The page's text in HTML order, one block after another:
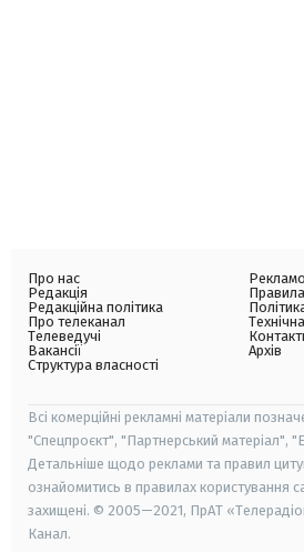
Про нас
Редакція
Редакційна політика
Про телеканал
Телеведучі
Вакансії
Структура власності
Архів
Всі комерційні рекламні матеріали
"Спецпроєкт", "Партнерський матеріал",
Детальніше щодо реклами та правил
ознайомитись в правилах користування
захищені. © 2005—2021, ПрАТ
Канал.